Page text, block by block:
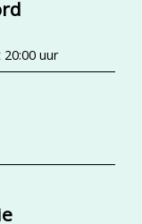
uur